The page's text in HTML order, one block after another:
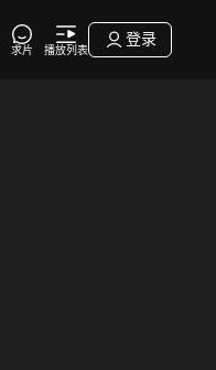
求片 播放列表
登录